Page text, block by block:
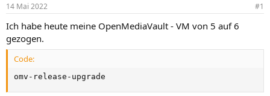
e
r
t
a
14 Mai 2022 #1
Ich habe heute meine OpenMediaVault - VM von 5 auf 6
gezogen.
Code:
omv-release-upgrade